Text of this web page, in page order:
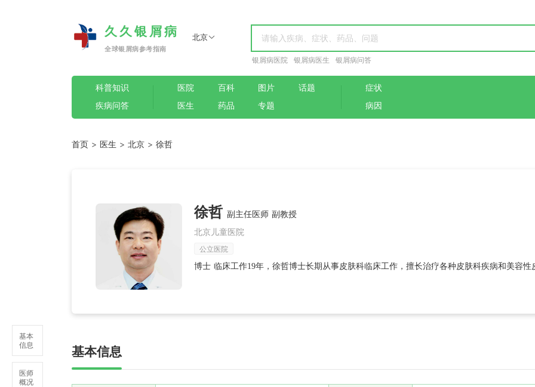
久久银屑病
全球银屑病参考指南
北京
银屑病医院 银屑病医生 银屑病问答
科普知识
疾病问答
医院
医生
百科
药品
图片
专题
话题
症状
病因
首页 > 医生 > 北京 > 徐哲
基本
信息
医师
概况
徐哲 副主任医师 副教授
北京儿童医院
公立医院
博士 临床工作19年，徐哲博士长期从事皮肤科临床工作，擅长治疗各种皮肤科疾病和美容
基本信息